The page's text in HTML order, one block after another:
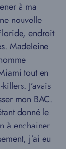
à ma
nouvelle
endroit
Madeleine
tout en
J’avais
mon BAC.
donné le
à enchainer
j’ai eu